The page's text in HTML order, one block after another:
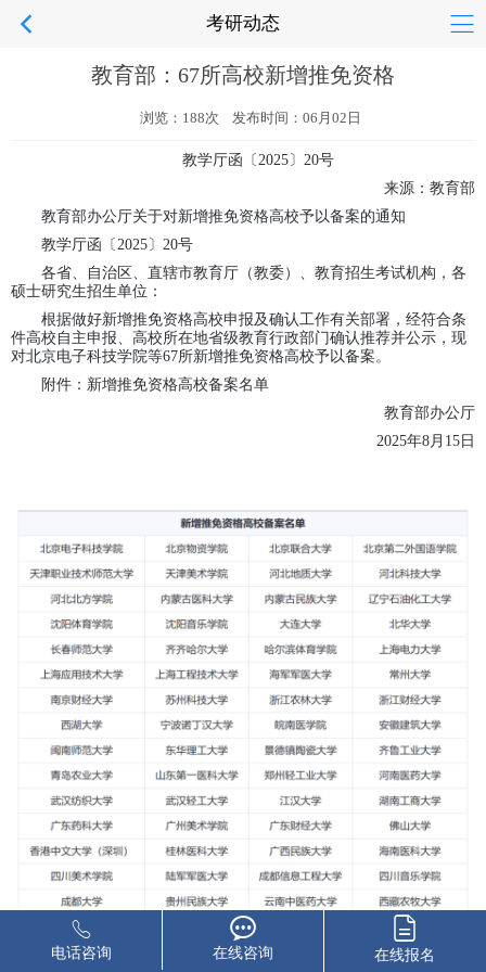
考研动态
教育部：67所高校新增推免资格
浏览：188次 发布时间：06月02日
教学厅函〔 2025〕20号
来源：教育部
教育部办公厅关于对新增推免资格高校予以备案的通知
教学厅函〔 2025〕20号
各省、自治区、直辖市教育厅（教委）、教育招生考试机构，各
硕士研究生招生单位：
根据做好新增推免资格高校申报及确认工作有关部署，经符合条
件高校自主申报、高校所在地省级教育行政部门确认推荐并公示，现
对北京电子科技学院等67所新增推免资格高校予以备案。
附件：新增推免资格高校备案名单
教育部办公厅
2025年8月15日
电话咨询 在线咨询 在线报名